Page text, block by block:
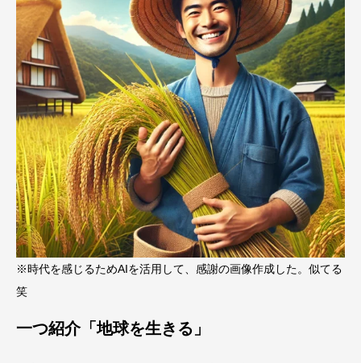
※時代を感じるためAIを活用して、感謝の画像作成した。似てる
笑
一つ紹介「地球を生きる」